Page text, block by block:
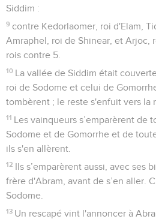
Siddim :
9 contre Kedorlaomer, roi d'Elam,
Amraphel, roi de Shinear, et Arjoc,
rois contre 5.
10 La vallée de Siddim était
roi de Sodome et celui de
tombèrent ; le reste s'enfuit vers la
11 Les vainqueurs s’emparèrent de
Sodome et de Gomorrhe et de
ils s'en allèrent.
12 Ils s’emparèrent aussi, avec ses
frère d'Abram, avant de s’en aller.
Sodome.
13 Un rescapé vint l'annoncer à